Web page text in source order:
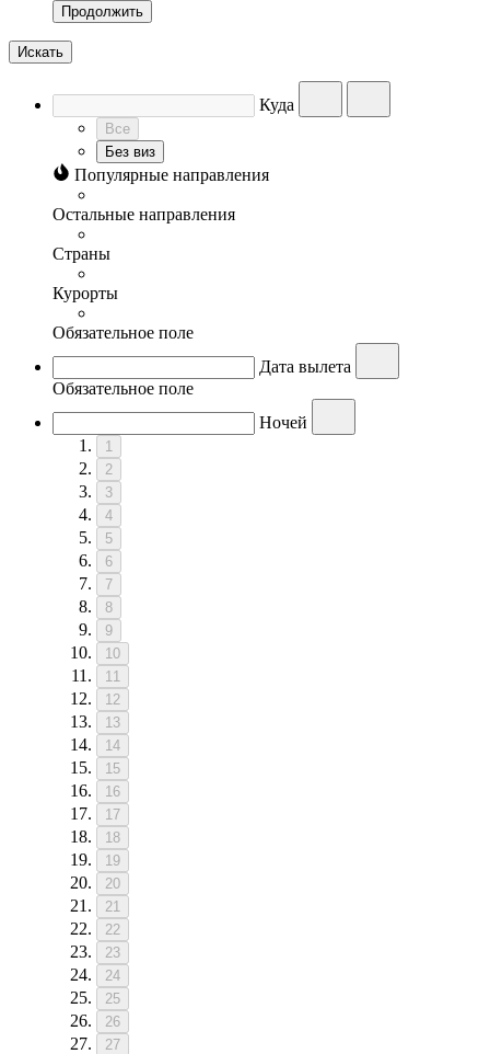
Продолжить
Искать
Куда
Все
Без виз
Популярные направления
Остальные направления
Страны
Курорты
Обязательное поле
Дата вылета
Обязательное поле
Ночей
1
2
3
4
5
6
7
8
9
10
11
12
13
14
15
16
17
18
19
20
21
22
23
24
25
26
27